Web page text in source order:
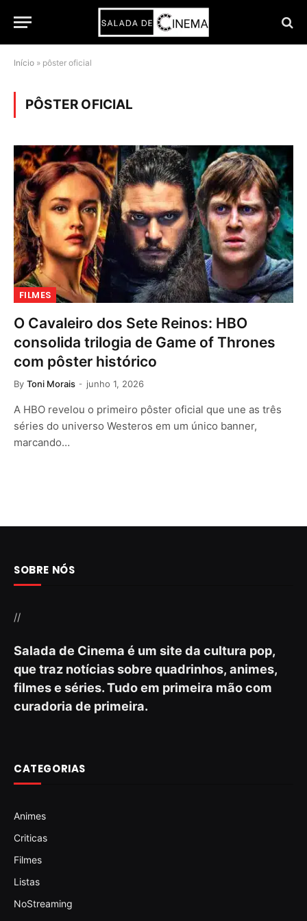
Início » pôster oficial
PÔSTER OFICIAL
FILMES
O Cavaleiro dos Sete Reinos: HBO
consolida trilogia de Game of Thrones
com pôster histórico
By Toni Morais junho 1, 2026
A HBO revelou o primeiro pôster oficial que une as três
séries do universo Westeros em um único banner,
marcando…
SOBRE NÓS
//
Salada de Cinema é um site da cultura pop,
que traz notícias sobre quadrinhos, animes,
filmes e séries. Tudo em primeira mão com
curadoria de primeira.
CATEGORIAS
Animes
Criticas
Filmes
Listas
NoStreaming